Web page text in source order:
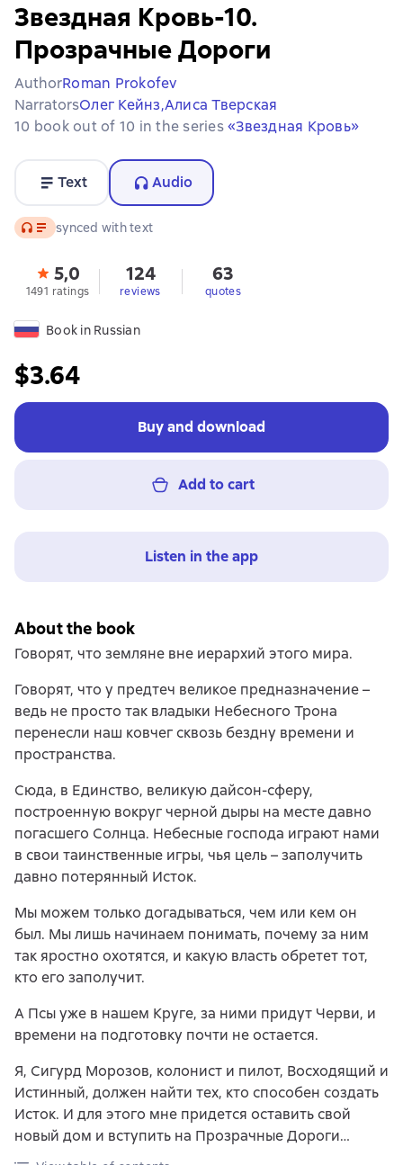
Звездная Кровь-10.
Прозрачные Дороги
AuthorRoman Prokofev
NarratorsОлег Кейнз,Алиса Тверская
10 book out of 10 in the series«Звездная Кровь»
Text Audio
Audio synced with text
5,0
1491 ratings
124
reviews
63
quotes
Book in Russian
$3.64
Buy and download
Add to cart
Listen in the app
About the book
Говорят, что земляне вне иерархий этого мира.
Говорят, что у предтеч великое предназначение –
ведь не просто так владыки Небесного Трона
перенесли наш ковчег сквозь бездну времени и
пространства.
Сюда, в Единство, великую дайсон-сферу,
построенную вокруг черной дыры на месте давно
погасшего Солнца. Небесные господа играют нами
в свои таинственные игры, чья цель – заполучить
давно потерянный Исток.
Мы можем только догадываться, чем или кем он
был. Мы лишь начинаем понимать, почему за ним
так яростно охотятся, и какую власть обретет тот,
кто его заполучит.
А Псы уже в нашем Круге, за ними придут Черви, и
времени на подготовку почти не остается.
Я, Сигурд Морозов, колонист и пилот, Восходящий и
Истинный, должен найти тех, кто способен создать
Исток. И для этого мне придется оставить свой
новый дом и вступить на Прозрачные Дороги…